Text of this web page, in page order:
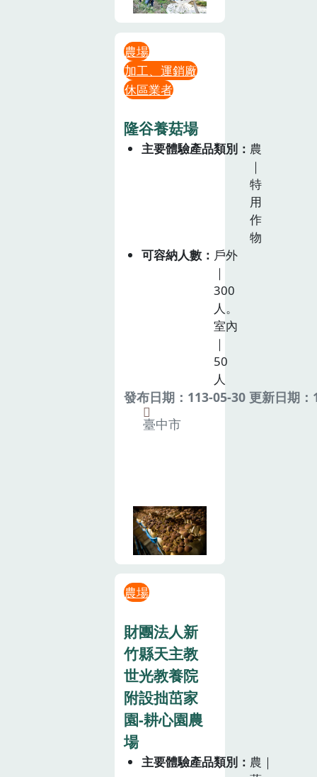
農場
加工、運銷廠
休區業者
隆谷養菇場
主要體驗產品類別
農
｜
特
用
作
物
可容納人數
戶外
｜
300
人。
室內
｜
50
人
發布日期：113-05-30 更新日期
臺中市
農場
財團法人新
竹縣天主教
世光教養院
附設拙茁家
園-耕心園農
場
主要體驗產品類別
農｜